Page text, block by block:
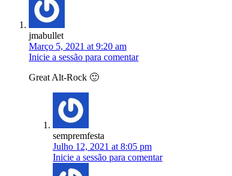
jmabullet
Março 5, 2021 at 9:20 am
Inicie a sessão para comentar
Great Alt-Rock 🙂
sempremfesta
Julho 12, 2021 at 8:05 pm
Inicie a sessão para comentar